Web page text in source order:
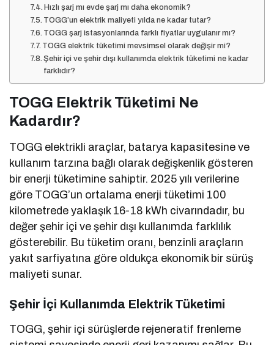
Hızlı şarj mı evde şarj mı daha ekonomik?
TOGG’un elektrik maliyeti yılda ne kadar tutar?
TOGG şarj istasyonlarında farklı fiyatlar uygulanır mı?
TOGG elektrik tüketimi mevsimsel olarak değişir mi?
Şehir içi ve şehir dışı kullanımda elektrik tüketimi ne kadar
farklıdır?
TOGG Elektrik Tüketimi Ne
Kadardır?
TOGG elektrikli araçlar, batarya kapasitesine ve
kullanım tarzına bağlı olarak değişkenlik gösteren
bir enerji tüketimine sahiptir. 2025 yılı verilerine
göre TOGG’un ortalama enerji tüketimi 100
kilometrede yaklaşık 16-18 kWh civarındadır, bu
değer şehir içi ve şehir dışı kullanımda farklılık
gösterebilir. Bu tüketim oranı, benzinli araçların
yakıt sarfiyatına göre oldukça ekonomik bir sürüş
maliyeti sunar.
Şehir İçi Kullanımda Elektrik Tüketimi
TOGG, şehir içi sürüşlerde rejeneratif frenleme